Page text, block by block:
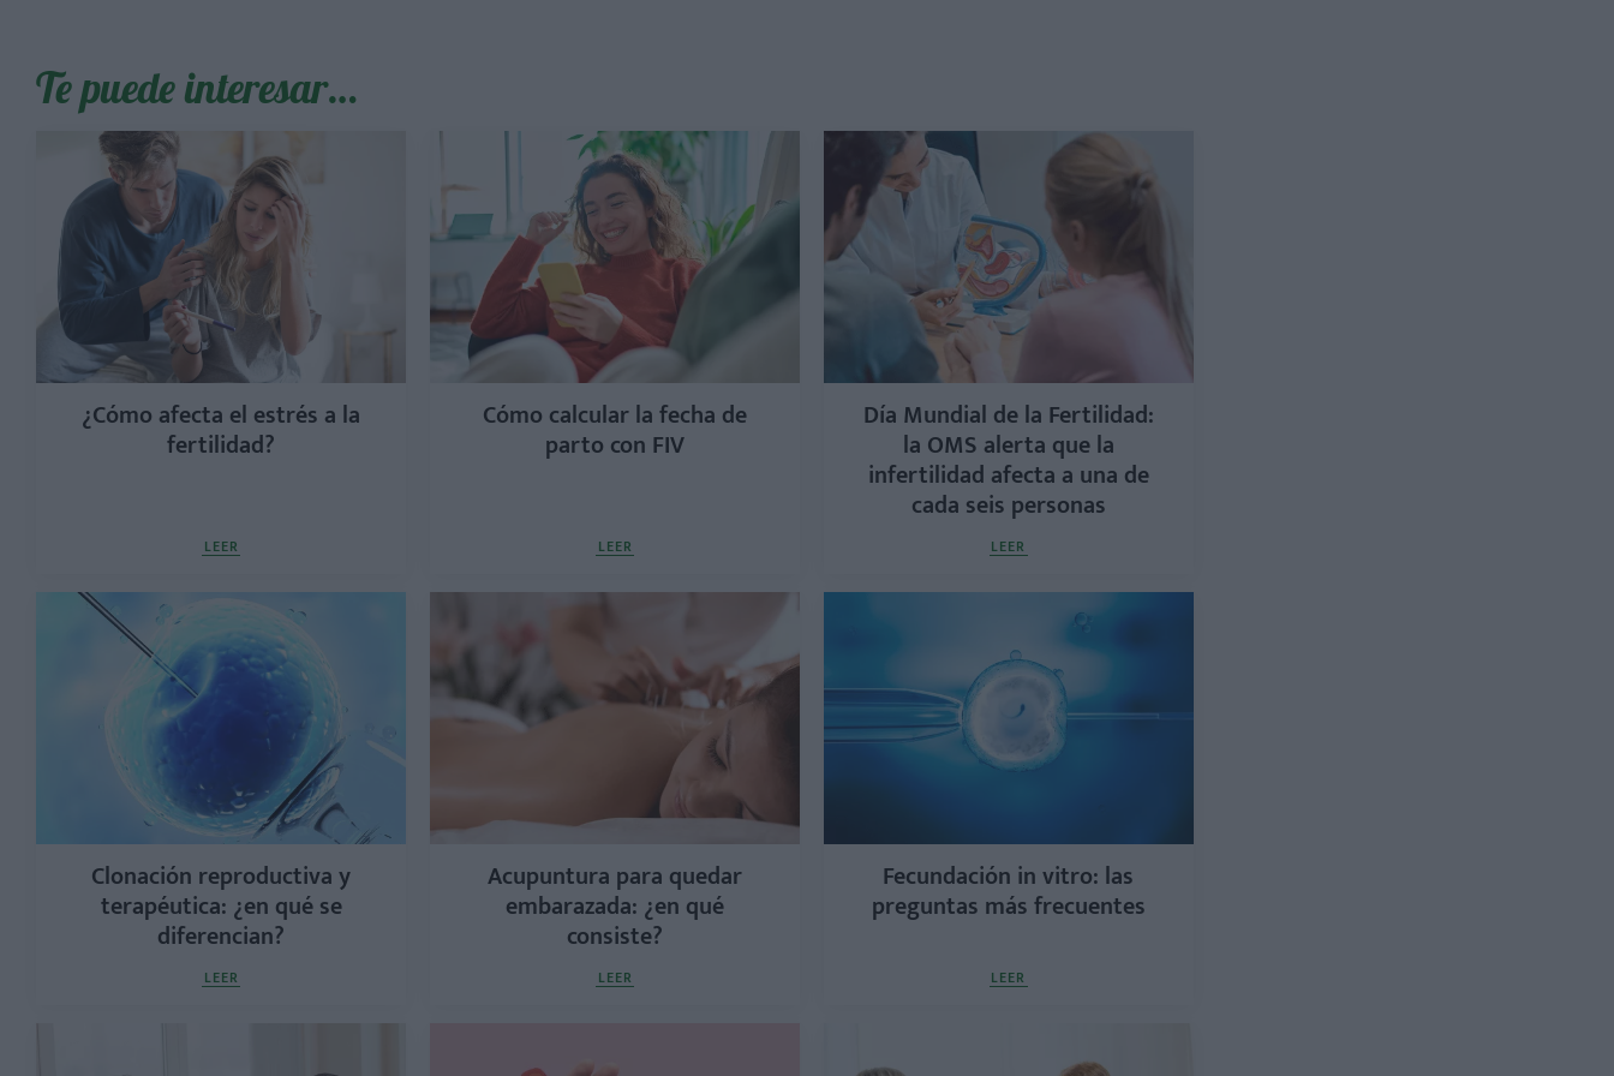
Te puede interesar…
¿Cómo afecta el estrés a la
fertilidad?
LEER
Cómo calcular la fecha de
parto con FIV
LEER
Día Mundial de la Fertilidad:
la OMS alerta que la
infertilidad afecta a una de
cada seis personas
LEER
Clonación reproductiva y
terapéutica: ¿en qué se
diferencian?
LEER
Acupuntura para quedar
embarazada: ¿en qué
consiste?
LEER
Fecundación in vitro: las
preguntas más frecuentes
LEER